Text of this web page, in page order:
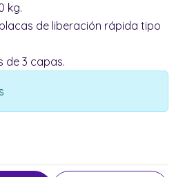
kg.
de liberación rápida tipo
de 3 capas.